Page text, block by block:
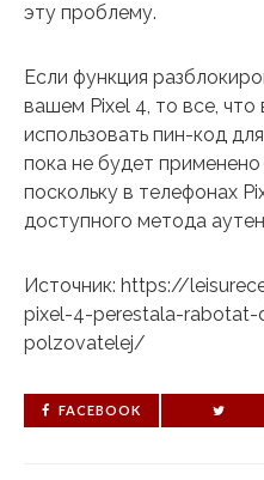
эту проблему.
Если функция
вашем Pixel 4, то все,
использовать пин-код
пока не будет
поскольку в телефонах
доступного метода
Источник: https://
pixel-4-perestala-
polzovatelej/
FACEBOOK